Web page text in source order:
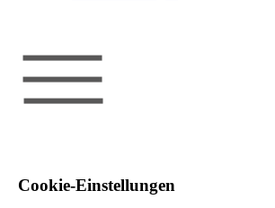
Cookie-Einstellungen